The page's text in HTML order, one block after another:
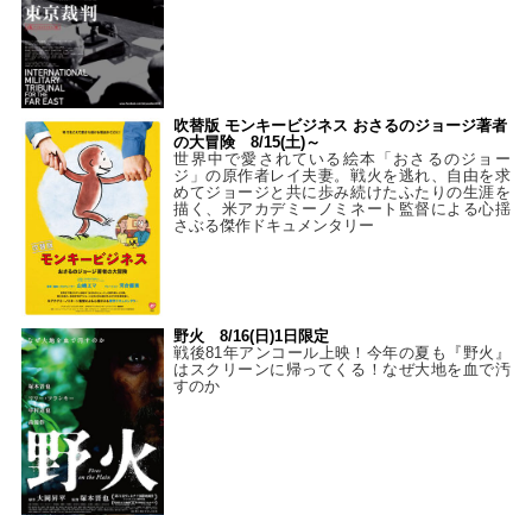
吹替版 モンキービジネス おさるのジョージ著者
の大冒険 8/15(土)～
世界中で愛されている絵本「おさるのジョー
ジ」の原作者レイ夫妻。戦火を逃れ、自由を求
めてジョージと共に歩み続けたふたりの生涯を
描く、米アカデミーノミネート監督による心揺
さぶる傑作ドキュメンタリー
野火 8/16(日)1日限定
戦後81年アンコール上映！今年の夏も『野火』
はスクリーンに帰ってくる！なぜ大地を血で汚
すのか